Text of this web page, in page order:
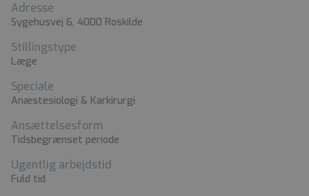
Adresse
Sygehusvej 6, 4000 Roskilde
Stillingstype
Læge
Speciale
Anæstesiologi & Karkirurgi
Ansættelsesform
Tidsbegrænset periode
Ugentlig arbejdstid
Fuld tid